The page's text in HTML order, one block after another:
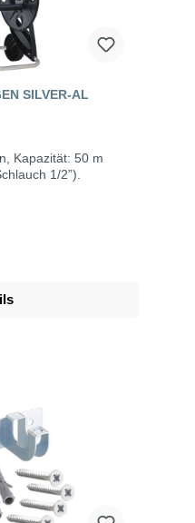
SILVER-AL
Kapazität: 50 m
1/2”).